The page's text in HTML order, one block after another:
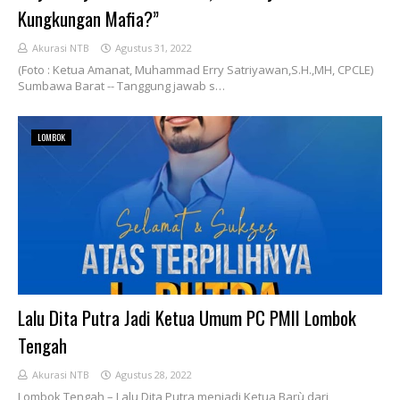
Kungkungan Mafia?”
Akurasi NTB Agustus 31, 2022
(Foto : Ketua Amanat, Muhammad Erry Satriyawan,S.H.,MH, CPCLE)
Sumbawa Barat -- Tanggung jawab s…
LOMBOK
Lalu Dita Putra Jadi Ketua Umum PC PMII Lombok
Tengah
Akurasi NTB Agustus 28, 2022